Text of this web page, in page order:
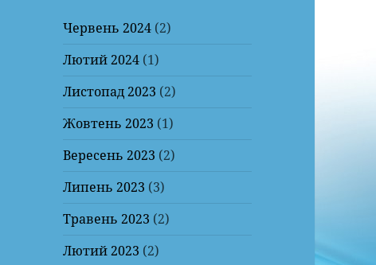
Червень 2024 (2)
Лютий 2024 (1)
Листопад 2023 (2)
Жовтень 2023 (1)
Вересень 2023 (2)
Липень 2023 (3)
Травень 2023 (2)
Лютий 2023 (2)